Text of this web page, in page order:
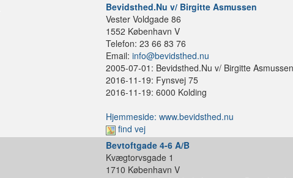
Bevidsthed.Nu v/ Birgitte Asmussen
Vester Voldgade 86
1552 København V
Telefon: 23 66 83 76
Email: info@bevidsthed.nu
2005-07-01: Bevidsthed.Nu v/ Birgitte Asmussen
2016-11-19: Fynsvej 75
2016-11-19: 6000 Kolding
Hjemmeside: www.bevidsthed.nu
find vej
Bevtoftgade 4-6 A/B
Kvægtorvsgade 1
1710 København V